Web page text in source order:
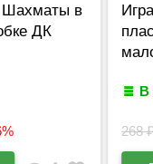
Шахматы в
ДК
В
268